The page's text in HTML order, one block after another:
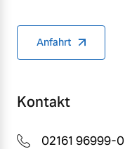
Anfahrt
Kontakt
02161 96999-0